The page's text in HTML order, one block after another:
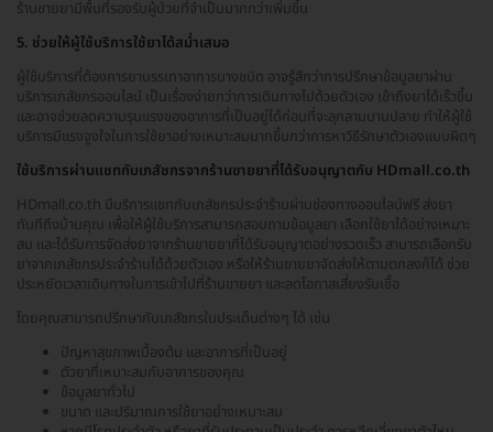
ร้านขายยามีพื้นที่รองรับผู้ป่วยที่จำเป็นมากกว่าเพิ่มขึ้น
5. ช่วยให้ผู้ใช้บริการใช้ยาได้สม่ำเสมอ
ผู้ใช้บริการที่ต้องการยาบรรเทาอาการบางชนิด อาจรู้สึกว่าการปรึกษาข้อมูลยาผ่าน
บริการเภสัชกรออนไลน์ เป็นเรื่องง่ายกว่าการเดินทางไปด้วยตัวเอง เข้าถึงยาได้เร็วขึ้น
และอาจช่วยลดความรุนแรงของอาการที่เป็นอยู่ได้ก่อนที่จะลุกลามบานปลาย ทำให้ผู้ใช้
บริการมีแรงจูงใจในการใช้ยาอย่างเหมาะสมมากขึ้นกว่าการหาวิธีรักษาตัวเองแบบผิดๆ
ใช้บริการผ่านแชทกับเภสัชกรจากร้านขายยาที่ได้รับอนุญาตกับ HDmall.co.th
HDmall.co.th มีบริการแชทกับเภสัชกรประจำร้านผ่านช่องทางออนไลน์ฟรี ส่งยา
ทันทีถึงบ้านคุณ เพื่อให้ผู้ใช้บริการสามารถสอบถามข้อมูลยา เลือกใช้ยาได้อย่างเหมาะ
สม และได้รับการจัดส่งยาจากร้านขายยาที่ได้รับอนุญาตอย่างรวดเร็ว สามารถเลือกรับ
ยาจากเภสัชกรประจำร้านได้ด้วยตัวเอง หรือให้ร้านขายยาจัดส่งให้ตามตกลงก็ได้ ช่วย
ประหยัดเวลาเดินทางในการเข้าไปที่ร้านขายยา และลดโอกาสเสี่ยงรับเชื้อ
โดยคุณสามารถปรึกษากับเภสัชกรในประเด็นต่างๆ ได้ เช่น
ปัญหาสุขภาพเบื้องต้น และอาการที่เป็นอยู่
ตัวยาที่เหมาะสมกับอาการของคุณ
ข้อมูลยาทั่วไป
ขนาด และปริมาณการใช้ยาอย่างเหมาะสม